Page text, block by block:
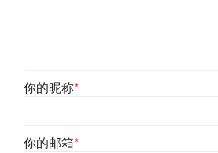
你的昵称*
你的邮箱*